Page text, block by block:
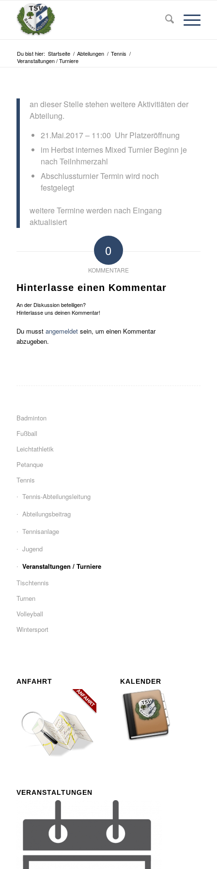
Du bist hier: Startseite / Abteilungen / Tennis /
Veranstaltungen / Turniere
an dieser Stelle stehen weitere Aktivitiäten der
Abteilung.
21.Mai.2017 – 11:00 Uhr Platzeröffnung
im Herbst internes Mixed Turnier Beginn je
nach Teilnhmerzahl
Abschlussturnier Termin wird noch
festgelegt
weitere Termine werden nach Eingang
aktualisiert
0
KOMMENTARE
Hinterlasse einen Kommentar
An der Diskussion beteiligen?
Hinterlasse uns deinen Kommentar!
Du musst angemeldetsein, um einen Kommentar
abzugeben.
Badminton
Fußball
Leichtathletik
Petanque
Tennis
Tennis-Abteilungsleitung
Abteilungsbeitrag
Tennisanlage
Jugend
Veranstaltungen / Turniere
Tischtennis
Turnen
Volleyball
Wintersport
ANFAHRT KALENDER
VERANSTALTUNGEN